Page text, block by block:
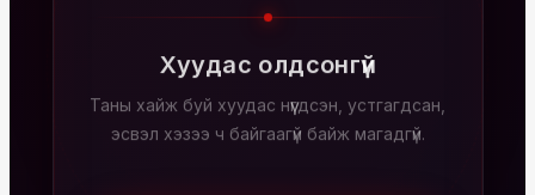
Хуудас олдсонгүй
Таны хайж буй хуудас нүүгдсэн, устгагдсан,
эсвэл хэзээ ч байгаагүй байж магадгүй.